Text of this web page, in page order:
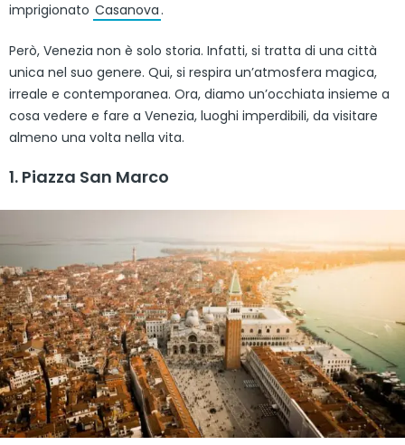
imprigionato Casanova .
Però, Venezia non è solo storia. Infatti, si tratta di una città
unica nel suo genere. Qui, si respira un’atmosfera magica,
irreale e contemporanea. Ora, diamo un’occhiata insieme a
cosa vedere e fare a Venezia, luoghi imperdibili, da visitare
almeno una volta nella vita.
1. Piazza San Marco